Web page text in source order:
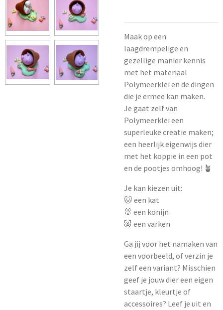
Maak op een
laagdrempelige en
gezellige manier kennis
met het materiaal
Polymeerklei en de dingen
die je ermee kan maken.
Je gaat zelf van
Polymeerklei een
superleuke creatie maken;
een heerlijk eigenwijs dier
met het koppie in een pot
en de pootjes omhoog! 🪴
Je kan kiezen uit:
🐱 een kat
🐰 een konijn
🐷 een varken
Ga jij voor het namaken van
een voorbeeld, of verzin je
zelf een variant? Misschien
geef je jouw dier een eigen
staartje, kleurtje of
accessoires? Leef je uit en